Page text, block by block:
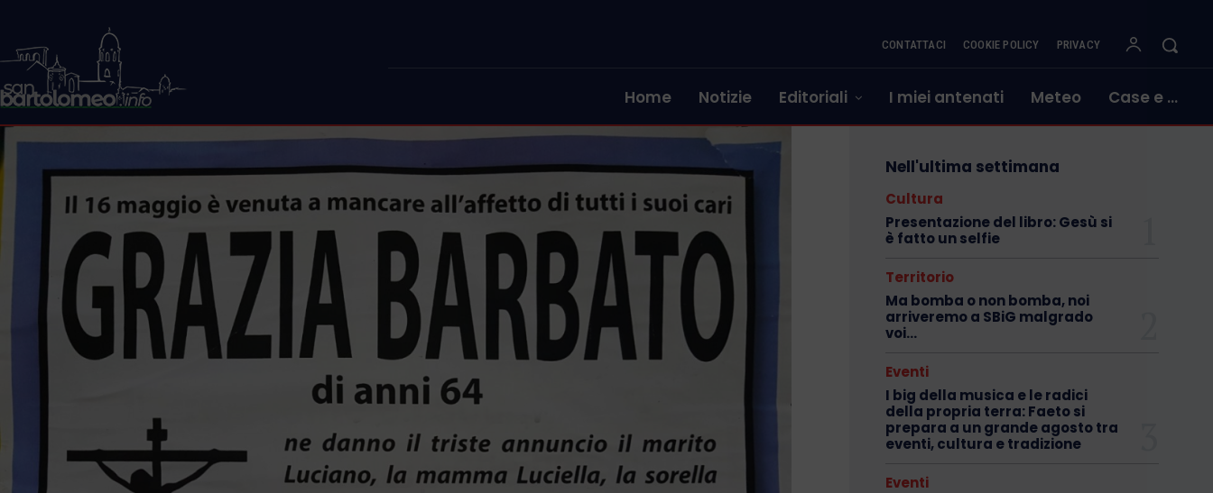
CONTATTACI COOKIE POLICY PRIVACY
Home Notizie Editoriali I miei antenati Meteo Case e …
Nell'ultima settimana
Cultura
Presentazione del libro: Gesù si
è fatto un selfie
Territorio
Ma bomba o non bomba, noi
arriveremo a SBiG malgrado
voi…
Eventi
I big della musica e le radici
della propria terra: Faeto si
prepara a un grande agosto tra
eventi, cultura e tradizione
Eventi